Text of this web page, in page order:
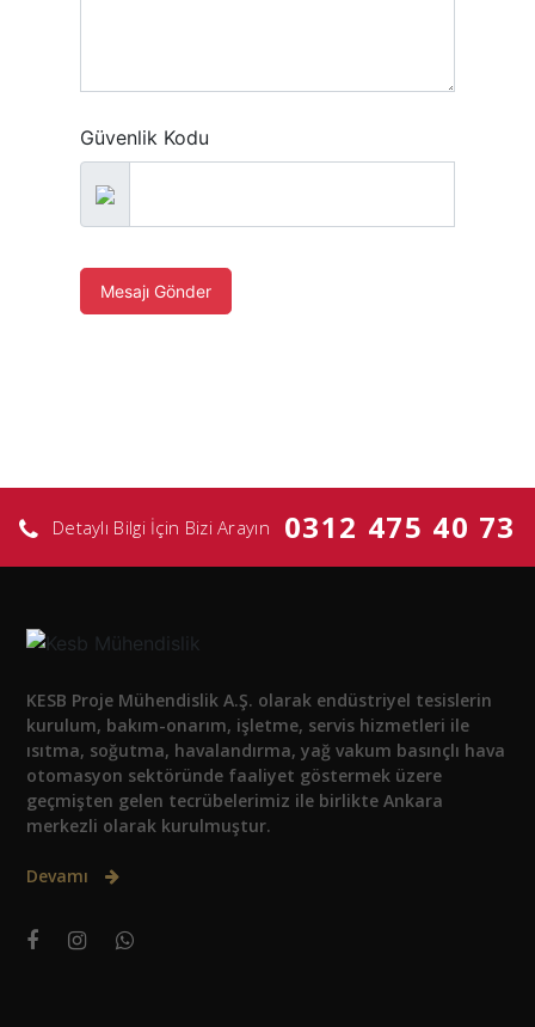
Güvenlik Kodu
Mesajı Gönder
Detaylı Bilgi İçin Bizi Arayın 0312 475 40 73
KESB Proje Mühendislik A.Ş. olarak endüstriyel tesislerin
kurulum, bakım-onarım, işletme, servis hizmetleri ile
ısıtma, soğutma, havalandırma, yağ vakum basınçlı hava
otomasyon sektöründe faaliyet göstermek üzere
geçmişten gelen tecrübelerimiz ile birlikte Ankara
merkezli olarak kurulmuştur.
Devamı